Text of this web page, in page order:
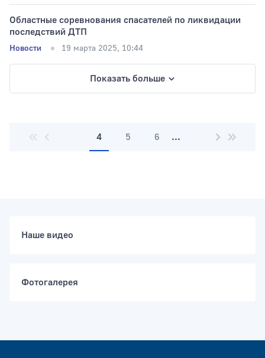
Областные соревнования спасателей по ликвидации
последствий ДТП
Новости 19 марта 2025, 10:44
Показать больше
4 5 6 ...
Наше видео
Фотогалерея